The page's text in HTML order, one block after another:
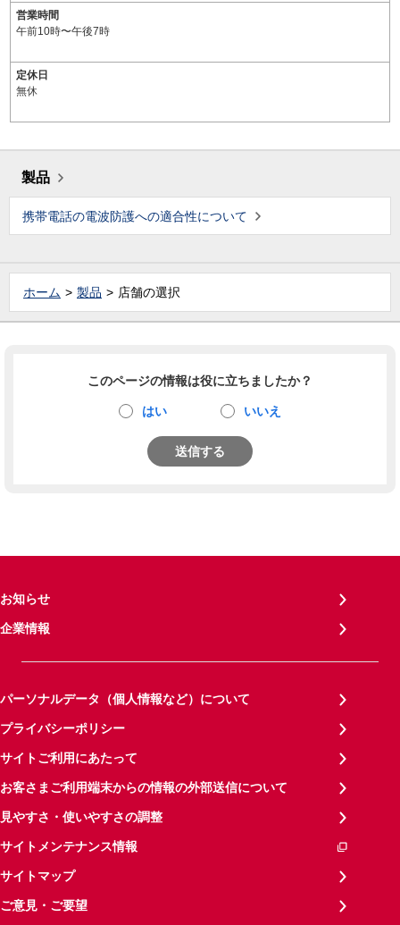
営業時間
午前10時〜午後7時
定休日
無休
製品
携帯電話の電波防護への適合性について
ホーム 製品 店舗の選択
このページの情報は役に立ちましたか？
はい いいえ
送信する
お知らせ
企業情報
パーソナルデータ（個人情報など）について
プライバシーポリシー
サイトご利用にあたって
お客さまご利用端末からの情報の外部送信について
見やすさ・使いやすさの調整
サイトメンテナンス情報
サイトマップ
ご意見・ご要望